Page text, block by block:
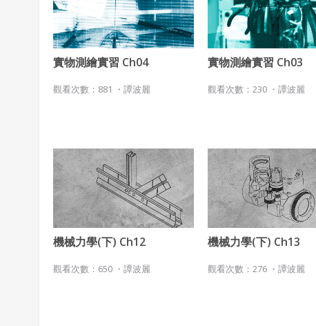
實物測繪實習 Ch04
觀看次數：881 ・ 譚波麗
實物測繪實習 Ch03
觀看次數：230 ・譚波麗
機械力學(下) Ch12
觀看次數：650 ・ 譚波麗
機械力學(下) Ch13
觀看次數：276 ・譚波麗